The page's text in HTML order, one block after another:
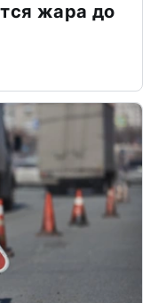
жара до